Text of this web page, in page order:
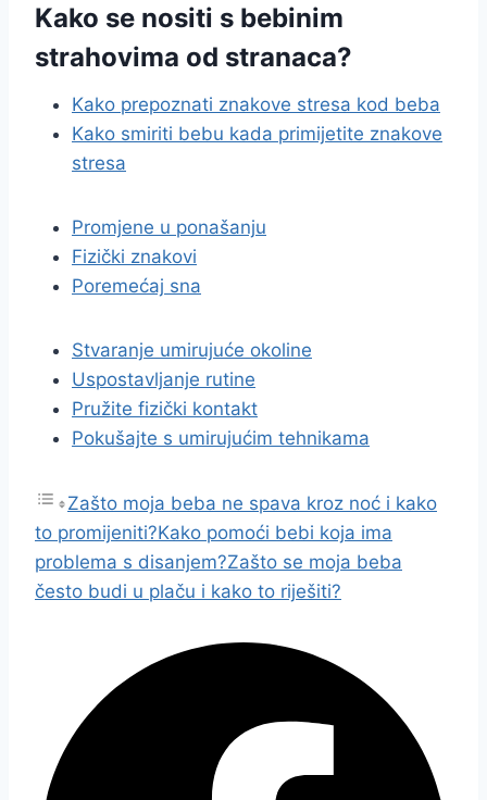
Kako se nositi s bebinim
strahovima od stranaca?
Kako prepoznati znakove stresa kod beba
Kako smiriti bebu kada primijetite znakove
stresa
Promjene u ponašanju
Fizički znakovi
Poremećaj sna
Stvaranje umirujuće okoline
Uspostavljanje rutine
Pružite fizički kontakt
Pokušajte s umirujućim tehnikama
Zašto moja beba ne spava kroz noć i kako
to promijeniti?Kako pomoći bebi koja ima
problema s disanjem?Zašto se moja beba
često budi u plaču i kako to riješiti?